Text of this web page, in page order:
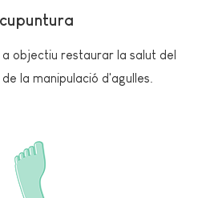
objectiu restaurar la salut del
la manipulació d'agulles.